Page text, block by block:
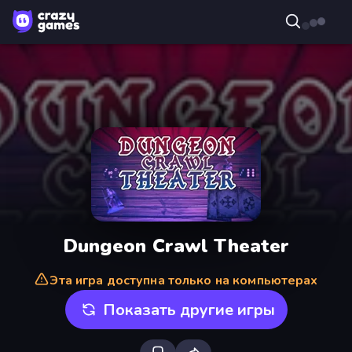
Dungeon Crawl Theater
Эта игра доступна только на компьютерах
Показать другие игры